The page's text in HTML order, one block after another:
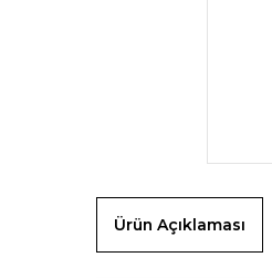
Ürün Açıklaması